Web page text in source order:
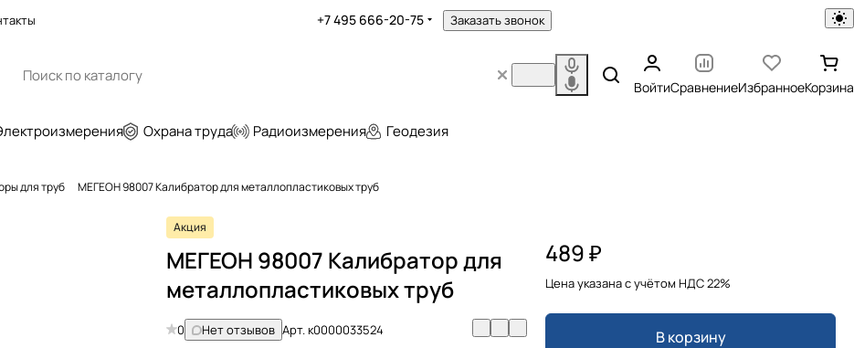
+7 495 666-20-75 Заказать звонок
ВойтиСравнениеИзбранноеКорзина
Охрана труда Радиоизмерения Геодезия
для труб МЕГЕОН 98007 Калибратор для металлопластиковых труб
Акция
МЕГЕОН 98007 Калибратор для
металлопластиковых труб
0 Нет отзывов Арт.к0000033524
489 ₽
Цена указана с учётом НДС 22%
В корзину